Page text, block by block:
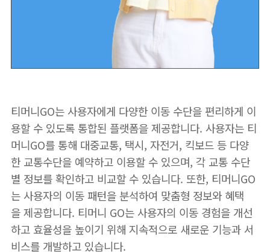
티머니GO는 사용자에게 다양한 이동 수단을 편리하게 이
용할 수 있도록 통합된 플랫폼을 제공합니다. 사용자는 티
머니GO를 통해 대중교통, 택시, 자전거, 킥보드 등 다양
한 교통수단을 예약하고 이용할 수 있으며, 각 교통 수단
별 정보를 확인하고 비교할 수 있습니다. 또한, 티머니GO
는 사용자의 이동 패턴을 분석하여 맞춤형 정보와 혜택
을 제공합니다. 티머니 GO는 사용자의 이동 경험을 개선
하고 효율성을 높이기 위해 지속적으로 새로운 기능과 서
비스를 개발하고 있습니다.